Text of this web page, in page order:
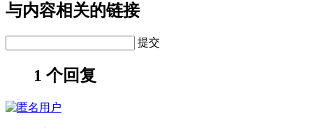
与内容相关的链接
提交
1 个回复